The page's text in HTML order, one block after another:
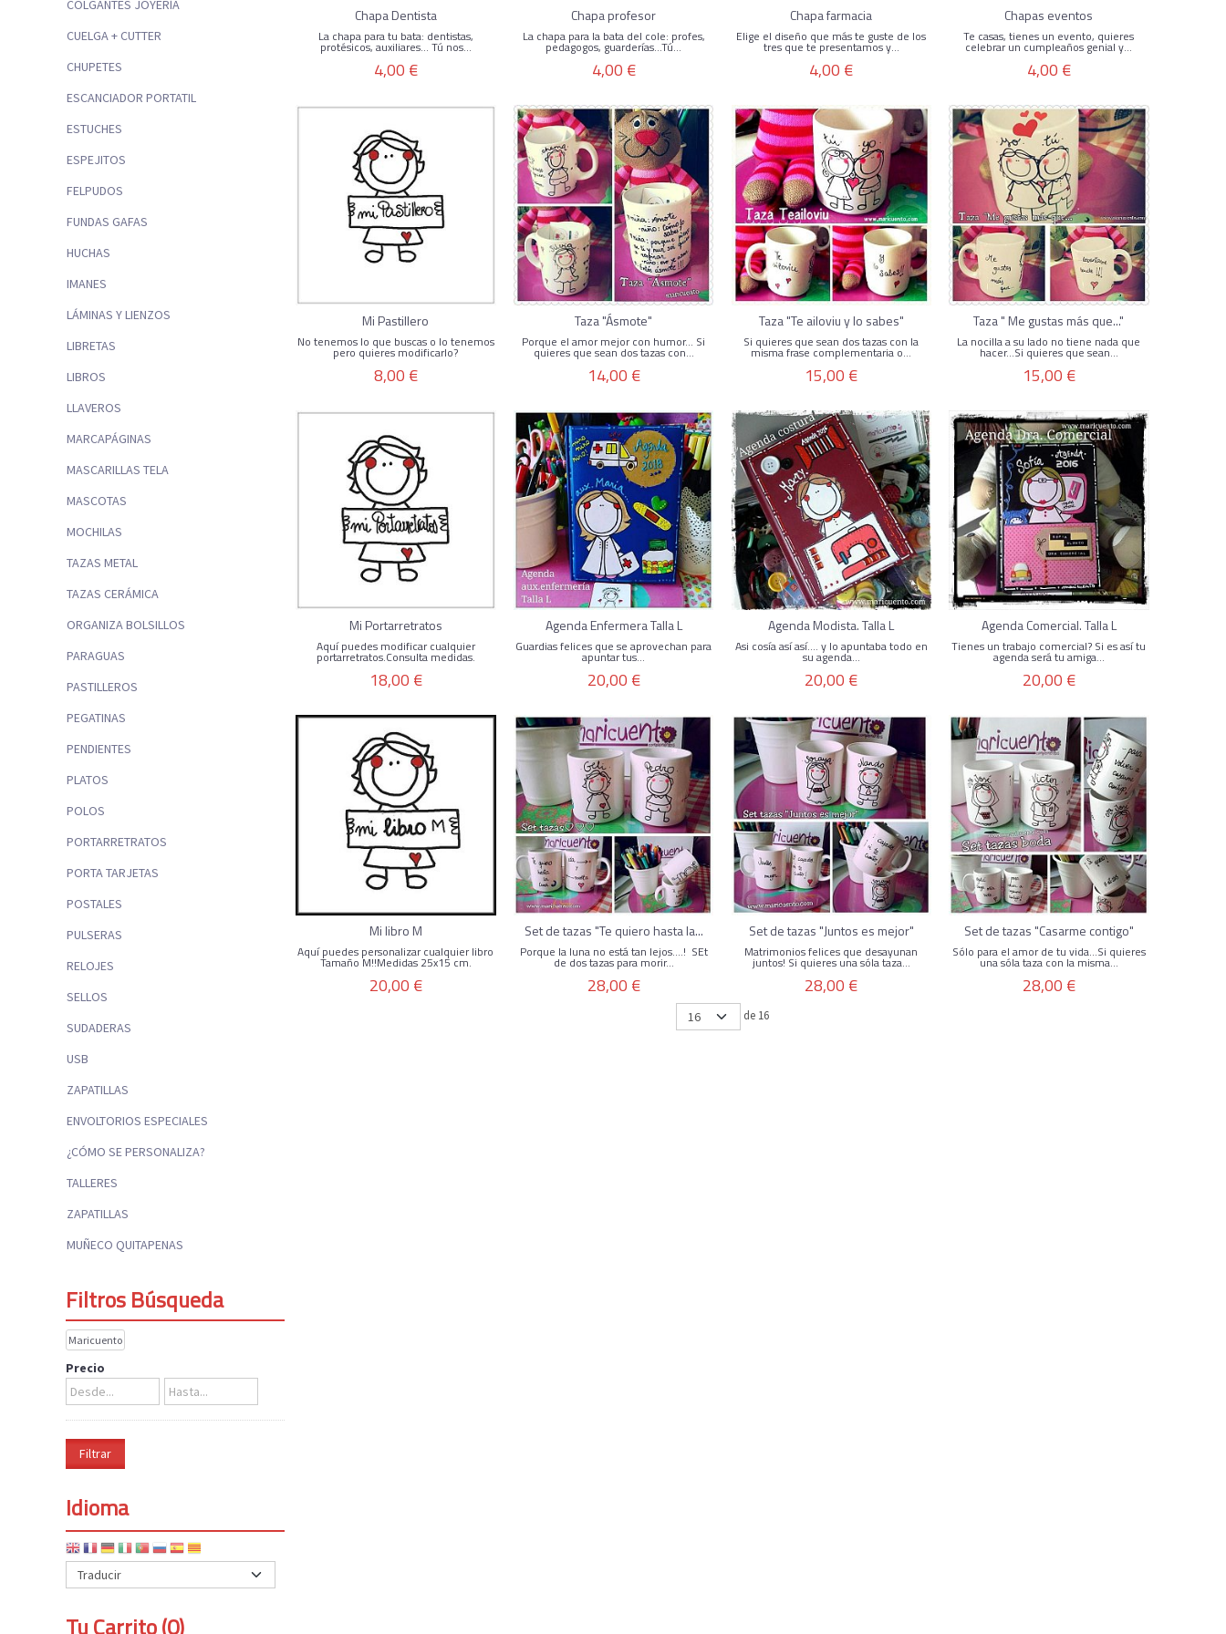
COLGANTES JOYERÍA
CUELGA + CUTTER
CHUPETES
ESCANCIADOR PORTATIL
ESTUCHES
ESPEJITOS
FELPUDOS
FUNDAS GAFAS
HUCHAS
IMANES
LÁMINAS Y LIENZOS
LIBRETAS
LIBROS
LLAVEROS
MARCAPÁGINAS
MASCARILLAS TELA
MASCOTAS
MOCHILAS
TAZAS METAL
TAZAS CERÁMICA
ORGANIZA BOLSILLOS
PARAGUAS
PASTILLEROS
PEGATINAS
PENDIENTES
PLATOS
POLOS
PORTARRETRATOS
PORTA TARJETAS
POSTALES
PULSERAS
RELOJES
SELLOS
SUDADERAS
USB
ZAPATILLAS
ENVOLTORIOS ESPECIALES
¿CÓMO SE PERSONALIZA?
TALLERES
ZAPATILLAS
MUÑECO QUITAPENAS
Filtros Búsqueda
Maricuento
Precio
Idioma
Tu Carrito (0)
Chapa Dentista
La chapa para tu bata: dentistas,
protésicos, auxiliares... Tú nos...
4,00 €
Chapa profesor
La chapa para la bata del cole: profes,
pedagogos, guarderías...Tú...
4,00 €
Chapa farmacia
Elige el diseño que más te guste de los
tres que te presentamos y...
4,00 €
Chapas eventos
Te casas, tienes un evento, quieres
celebrar un cumpleaños genial y...
4,00 €
Mi Pastillero
No tenemos lo que buscas o lo tenemos
pero quieres modificarlo?
8,00 €
Taza "Ásmote"
Porque el amor mejor con humor... Si
quieres que sean dos tazas con...
14,00 €
Taza "Te ailoviu y lo sabes"
Si quieres que sean dos tazas con la
misma frase complementaria o...
15,00 €
Taza " Me gustas más que..."
La nocilla a su lado no tiene nada que
hacer...Si quieres que sean...
15,00 €
Mi Portarretratos
Aquí puedes modificar cualquier
portarretratos.Consulta medidas.
18,00 €
Agenda Enfermera Talla L
Guardias felices que se aprovechan para
apuntar tus...
20,00 €
Agenda Modista. Talla L
Asi cosía así así.... y lo apuntaba todo en
su agenda...
20,00 €
Agenda Comercial. Talla L
Tienes un trabajo comercial? Si es así tu
agenda será tu amiga...
20,00 €
Mi libro M
Aquí puedes personalizar cualquier libro
Tamaño M!!Medidas 25x15 cm.
20,00 €
Set de tazas "Te quiero hasta la...
Porque la luna no está tan lejos....! SEt
de dos tazas para morir...
28,00 €
Set de tazas "Juntos es mejor"
Matrimonios felices que desayunan
juntos! Si quieres una sóla taza...
28,00 €
Set de tazas "Casarme contigo"
Sólo para el amor de tu vida...Si quieres
una sóla taza con la misma...
28,00 €
de 16